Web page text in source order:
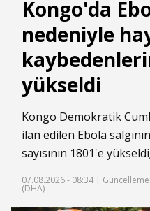
Kongo'da
nedeniyle
yükseldi
Kongo Demokratik
ilan edilen Ebola
sayısının 1801'e
07.08.2026 - 08:34 |
(DHA) -